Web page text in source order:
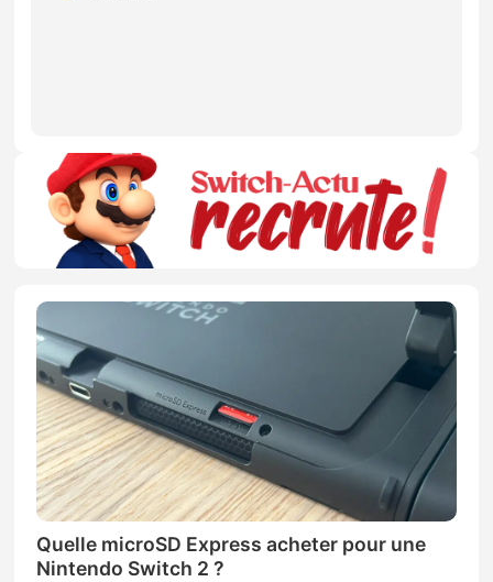
Quelle microSD Express acheter pour une
Nintendo Switch 2 ?